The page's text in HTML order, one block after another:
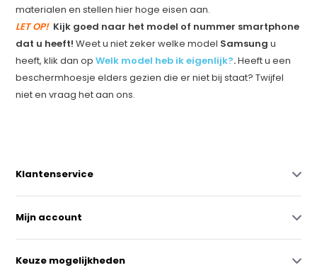
materialen en stellen hier hoge eisen aan.
LET OP! Kijk goed naar het model of nummer smartphone
dat u heeft! Weet u niet zeker welke model Samsung u
heeft, klik dan opWelk model heb ik eigenlijk?.Heeft u een
beschermhoesje elders gezien die er niet bij staat? Twijfel
niet en vraag het aan ons.
Klantenservice
Mijn account
Keuze mogelijkheden